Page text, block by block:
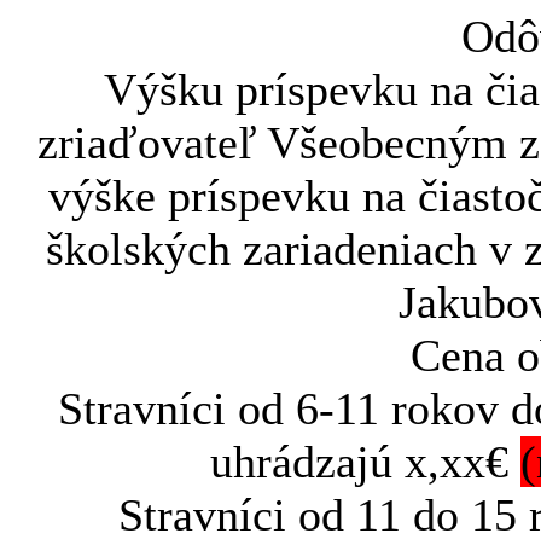
Výšku príspevku na
zriaďovateľ Všeobecným
výške príspevku na
školských zariadeniach v
Cena
Stravníci od 6-11 rokov
uhrádzajú x,xx€
Stravníci od 11 do 15